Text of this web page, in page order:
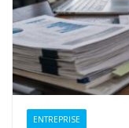
ENTREPRISE